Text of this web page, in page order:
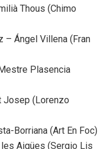
Thous (Chimo
– Ángel Villena (Fran
Plasencia
Josep (Lorenzo
Borriana (Art En Foc)
les Aigües (Sergio Lis